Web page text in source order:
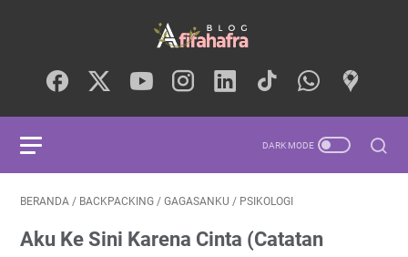
BERANDA / BACKPACKING / GAGASANKU / PSIKOLOGI
Aku Ke Sini Karena Cinta (Catatan